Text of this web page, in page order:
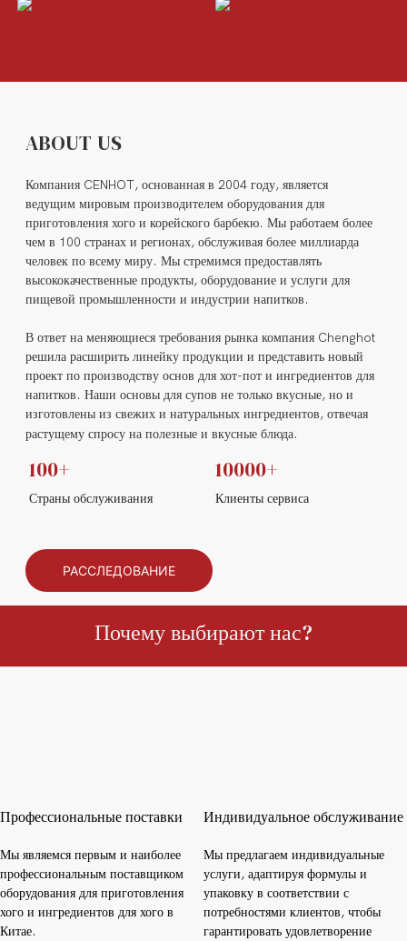
ABOUT US
Компания CENHOT, основанная в 2004 году, является
ведущим мировым производителем оборудования для
приготовления хого и корейского барбекю. Мы работаем более
чем в 100 странах и регионах, обслуживая более миллиарда
человек по всему миру. Мы стремимся предоставлять
высококачественные продукты, оборудование и услуги для
пищевой промышленности и индустрии напитков.
В ответ на меняющиеся требования рынка компания Chenghot
решила расширить линейку продукции и представить новый
проект по производству основ для хот-пот и ингредиентов для
напитков. Наши основы для супов не только вкусные, но и
изготовлены из свежих и натуральных ингредиентов, отвечая
растущему спросу на полезные и вкусные блюда.
100+
Страны обслуживания
10000+
Клиенты сервиса
РАССЛЕДОВАНИЕ
Почему выбирают нас?
Профессиональные поставки
Мы являемся первым и наиболее
профессиональным поставщиком
оборудования для приготовления
хого и ингредиентов для хого в
Китае.
Индивидуальное обслуживание
Мы предлагаем индивидуальные
услуги, адаптируя формулы и
упаковку в соответствии с
потребностями клиентов, чтобы
гарантировать удовлетворение